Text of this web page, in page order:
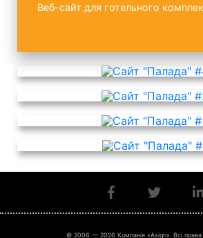
Веб-сайт для готельного
© 2006 — 2026 Компанія «Asign». Всі права